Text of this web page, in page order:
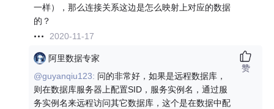
一样），那么连接关系这边是怎么映射上对应的数据
的？
2020-11-17
阿里数据专家
@guyanqiu123: 问的非常好，如果是远程数据库，
则在数据库服务器上配置SID，服务实例名，通过服
务实例名来远程访问其它数据库，这个是在数据中配
赞